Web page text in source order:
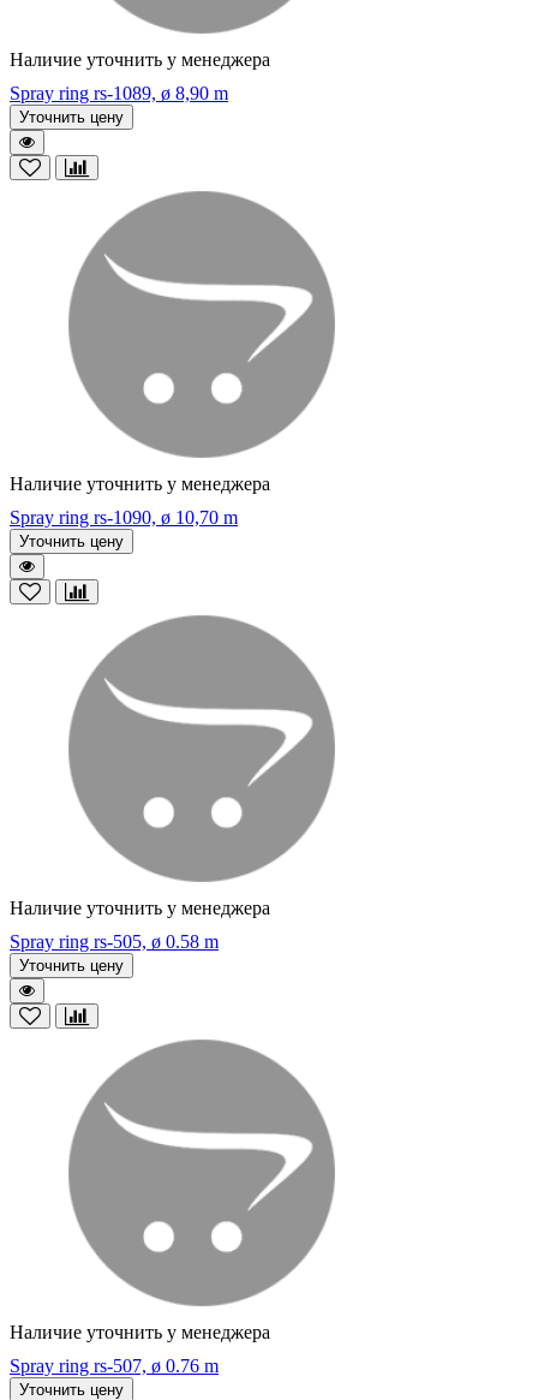
Наличие уточнить у менеджера
Spray ring rs-1089, ø 8,90 m
Уточнить цену
Наличие уточнить у менеджера
Spray ring rs-1090, ø 10,70 m
Уточнить цену
Наличие уточнить у менеджера
Spray ring rs-505, ø 0.58 m
Уточнить цену
Наличие уточнить у менеджера
Spray ring rs-507, ø 0.76 m
Уточнить цену